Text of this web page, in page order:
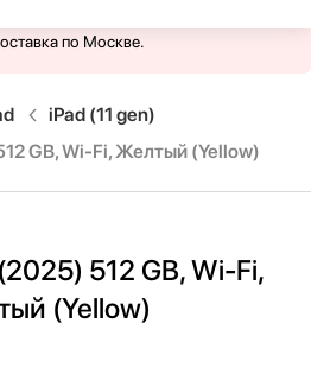
без выходных. Для Вас доступен
по Москве.
iPad (11 gen)
GB, Wi-Fi, Желтый (Yellow)
512 GB, Wi-Fi,
(Yellow)